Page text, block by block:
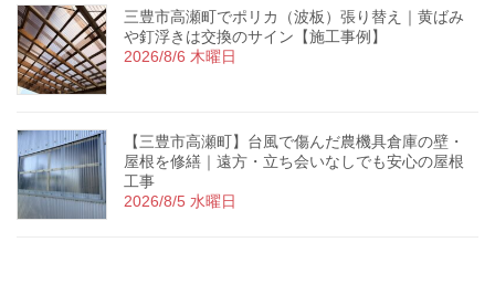
三豊市高瀬町でポリカ（波板）張り替え｜黄ばみ
や釘浮きは交換のサイン【施工事例】
2026/8/6 木曜日
【三豊市高瀬町】台風で傷んだ農機具倉庫の壁・
屋根を修繕｜遠方・立ち会いなしでも安心の屋根
工事
2026/8/5 水曜日